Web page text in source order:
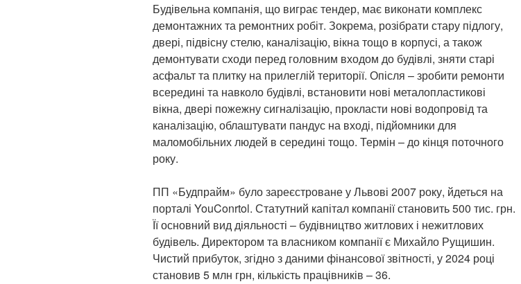
Будівельна компанія, що виграє тендер, має виконати комплекс
демонтажних та ремонтних робіт. Зокрема, розібрати стару підлогу,
двері, підвісну стелю, каналізацію, вікна тощо в корпусі, а також
демонтувати сходи перед головним входом до будівлі, зняти старі
асфальт та плитку на прилеглій території. Опісля – зробити ремонти
всередині та навколо будівлі, встановити нові металопластикові
вікна, двері пожежну сигналізацію, прокласти нові водопровід та
каналізацію, облаштувати пандус на вході, підйомники для
маломобільних людей в середині тощо. Термін – до кінця поточного
року.
ПП «Будпрайм» було зареєстроване у Львові 2007 року, йдеться на
порталі YouConrtol. Статутний капітал компанії становить 500 тис. грн.
Її основний вид діяльності – будівництво житлових і нежитлових
будівель. Директором та власником компанії є Михайло Рущишин.
Чистий прибуток, згідно з даними фінансової звітності, у 2024 році
становив 5 млн грн, кількість працівників – 36.